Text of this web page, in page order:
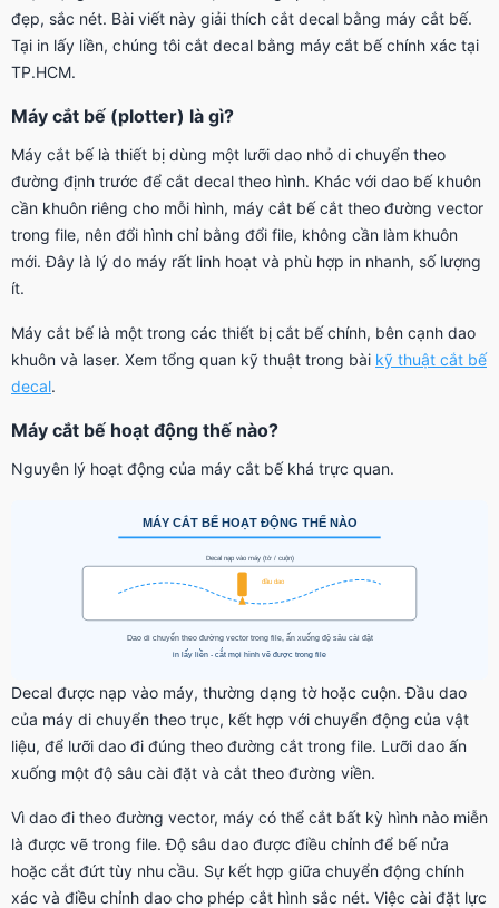
đẹp, sắc nét. Bài viết này giải thích cắt decal bằng máy cắt bế.
Tại in lấy liền, chúng tôi cắt decal bằng máy cắt bế chính xác tại
TP.HCM.
Máy cắt bế (plotter) là gì?
Máy cắt bế là thiết bị dùng một lưỡi dao nhỏ di chuyển theo
đường định trước để cắt decal theo hình. Khác với dao bế khuôn
cần khuôn riêng cho mỗi hình, máy cắt bế cắt theo đường vector
trong file, nên đổi hình chỉ bằng đổi file, không cần làm khuôn
mới. Đây là lý do máy rất linh hoạt và phù hợp in nhanh, số lượng
ít.
Máy cắt bế là một trong các thiết bị cắt bế chính, bên cạnh dao
khuôn và laser. Xem tổng quan kỹ thuật trong bài kỹ thuật cắt bế
decal.
Máy cắt bế hoạt động thế nào?
Nguyên lý hoạt động của máy cắt bế khá trực quan.
Decal được nạp vào máy, thường dạng tờ hoặc cuộn. Đầu dao
của máy di chuyển theo trục, kết hợp với chuyển động của vật
liệu, để lưỡi dao đi đúng theo đường cắt trong file. Lưỡi dao ấn
xuống một độ sâu cài đặt và cắt theo đường viền.
Vì dao đi theo đường vector, máy có thể cắt bất kỳ hình nào miễn
là được vẽ trong file. Độ sâu dao được điều chỉnh để bế nửa
hoặc cắt đứt tùy nhu cầu. Sự kết hợp giữa chuyển động chính
xác và điều chỉnh dao cho phép cắt hình sắc nét. Việc cài đặt lực